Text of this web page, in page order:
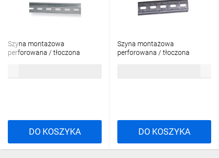
Szyna montażowa
perforowana / tłoczona
DO KOSZYKA
Szyna montażowa
perforowana / tłoczona
DO KOSZYKA